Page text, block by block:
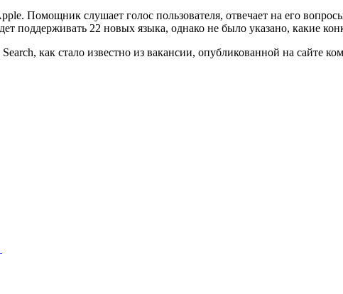
Помощник слушает голос пользователя, отвечает на его
поддерживать 22 новых языка, однако не было указано, какие
как стало известно из вакансии, опубликованной на сайте